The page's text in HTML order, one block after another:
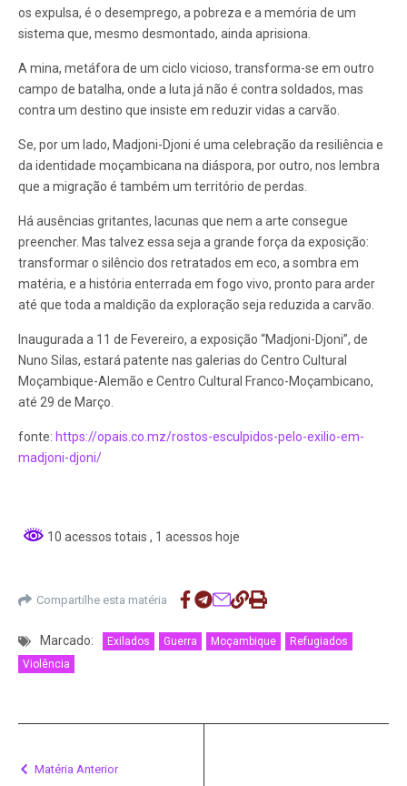
os expulsa, é o desemprego, a pobreza e a memória de um
sistema que, mesmo desmontado, ainda aprisiona.
A mina, metáfora de um ciclo vicioso, transforma-se em outro
campo de batalha, onde a luta já não é contra soldados, mas
contra um destino que insiste em reduzir vidas a carvão.
Se, por um lado, Madjoni-Djoni é uma celebração da resiliência e
da identidade moçambicana na diáspora, por outro, nos lembra
que a migração é também um território de perdas.
Há ausências gritantes, lacunas que nem a arte consegue
preencher. Mas talvez essa seja a grande força da exposição:
transformar o silêncio dos retratados em eco, a sombra em
matéria, e a história enterrada em fogo vivo, pronto para arder
até que toda a maldição da exploração seja reduzida a carvão.
Inaugurada a 11 de Fevereiro, a exposição “Madjoni-Djoni”, de
Nuno Silas, estará patente nas galerias do Centro Cultural
Moçambique-Alemão e Centro Cultural Franco-Moçambicano,
até 29 de Março.
fonte: https://opais.co.mz/rostos-esculpidos-pelo-exilio-em-
madjoni-djoni/
10 acessos totais , 1 acessos hoje
Compartilhe esta matéria
Marcado: Exilados Guerra Moçambique
Refugiados
Violência
Matéria Anterior